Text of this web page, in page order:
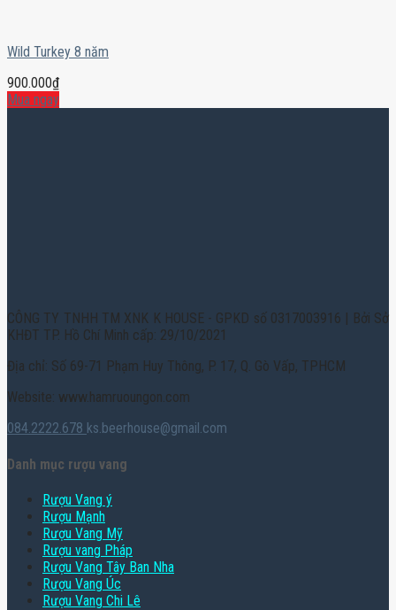
Wild Turkey 8 năm
900.000₫
Mua ngay
CÔNG TY TNHH TM XNK K HOUSE - GPKD số 0317003916 | Bởi Sở
KHĐT TP. Hồ Chí Minh cấp: 29/10/2021
Địa chỉ: Số 69-71 Phạm Huy Thông, P. 17, Q. Gò Vấp, TPHCM
Website: www.hamruoungon.com
084.2222.678 ks.beerhouse@gmail.com
Danh mục rượu vang
Rượu Vang ý
Rượu Mạnh
Rượu Vang Mỹ
Rượu vang Pháp
Rượu Vang Tây Ban Nha
Rượu Vang Úc
Rượu Vang Chi Lê